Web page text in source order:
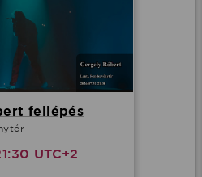
fellépés
UTC+2